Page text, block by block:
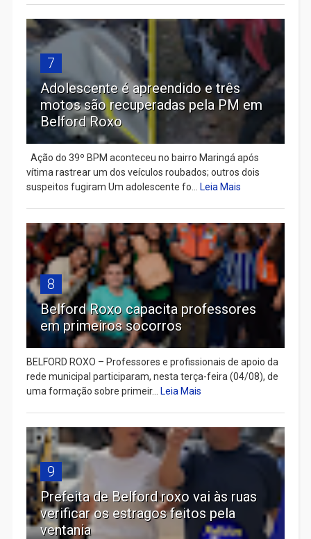
7
Adolescente é apreendido e três
motos são recuperadas pela PM em
Belford Roxo
Ação do 39º BPM aconteceu no bairro Maringá após
vítima rastrear um dos veículos roubados; outros dois
suspeitos fugiram Um adolescente fo...
Leia Mais
8
Belford Roxo capacita professores
em primeiros socorros
BELFORD ROXO – Professores e profissionais de apoio da
rede municipal participaram, nesta terça-feira (04/08), de
uma formação sobre primeir...
Leia Mais
9
Prefeita de Belford roxo vai às ruas
verificar os estragos feitos pela
ventania